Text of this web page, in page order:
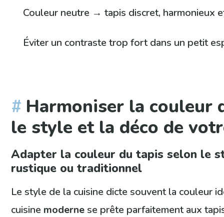
Couleur neutre → tapis discret, harmonieux
Éviter un contraste trop fort dans un petit
Harmoniser la couleur
le style et la déco de
Adapter la couleur du tapis selon le
rustique ou traditionnel
Le style de la cuisine dicte souvent la couleur
cuisine moderne se prête parfaitement aux